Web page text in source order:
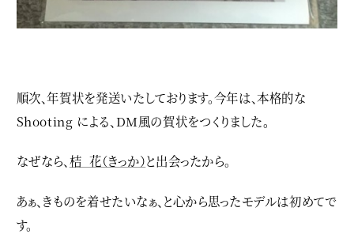
順次、年賀状を発送いたしております。今年は、本格的な
Shooting による、DM風の賀状をつくりました。
なぜなら、 桔 花（きっか）と出会ったから。
あぁ、きものを着せたいなぁ、と心から思ったモデルは初めてで
す。